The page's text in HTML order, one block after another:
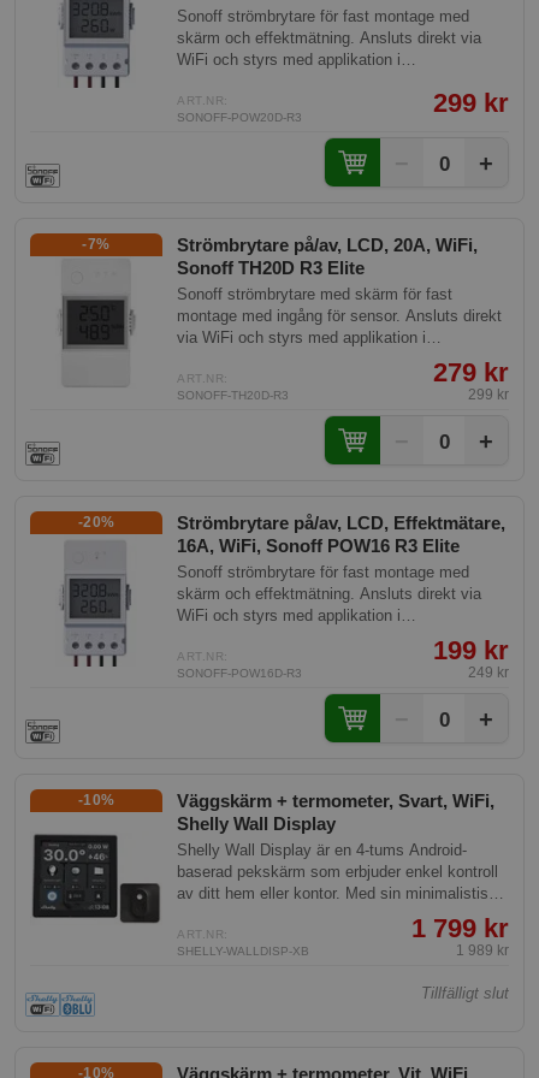
Sonoff strömbrytare för fast montage med
skärm och effektmätning. Ansluts direkt via
WiFi och styrs med applikation i
ART.NR:
SONOFF-POW20D-R3
299 kr
0 +
Strömbrytare på/av, LCD, 20A, WiFi,
Sonoff TH20D R3 Elite
-7%
Sonoff strömbrytare med skärm för fast
montage med ingång för sensor. Ansluts direkt
via WiFi och styrs med applikation i
ART.NR:
SONOFF-TH20D-R3
279 kr
299 kr
0 +
Strömbrytare på/av, LCD, Effektmätare,
16A, WiFi, Sonoff POW16 R3 Elite
-20%
Sonoff strömbrytare för fast montage med
skärm och effektmätning. Ansluts direkt via
WiFi och styrs med applikation i
ART.NR:
SONOFF-POW16D-R3
199 kr
249 kr
0 +
Väggskärm + termometer, Svart, WiFi,
Shelly Wall Display
-10%
Shelly Wall Display är en 4-tums Android-
baserad pekskärm som erbjuder enkel kontroll
av ditt hem eller kontor. Med sin minimalistiska
design och användarvänliga gränssnitt kan den
anpassas efter rummets behov. Inkluderat i
paketet är en Shelly BLU H&T
ART.NR:
SHELLY-WALLDISP-XB
1 799 kr
1 989 kr
Tillfälligt slut
Väggskärm + termometer, Vit, WiFi,
-10%